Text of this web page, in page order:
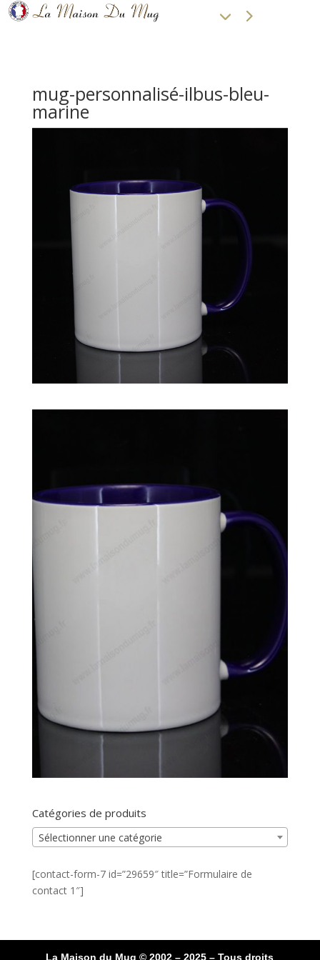
mug-personnalisé-ilbus-bleu-
marine
Catégories de produits
Sélectionner une catégorie
[contact-form-7 id=”29659″ title=”Formulaire de
contact 1″]
La Maison du Mug © 2002 – 2025 – Tous droits